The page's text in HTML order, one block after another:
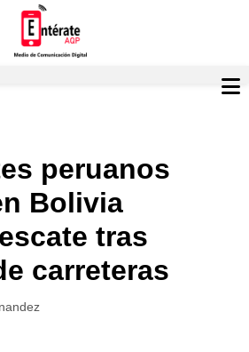
peruanos
Bolivia
tras
carreteras